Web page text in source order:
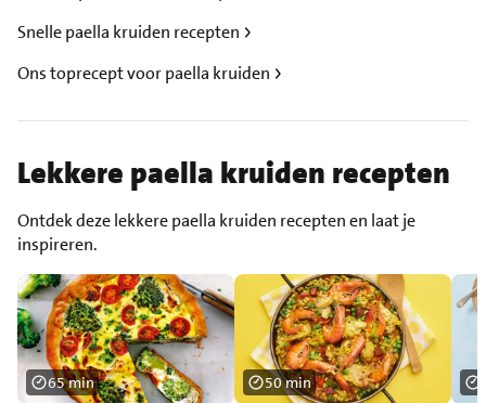
Snelle paella kruiden recepten
Ons toprecept voor paella kruiden
Lekkere paella kruiden recepten
Ontdek deze lekkere paella kruiden recepten en laat je
inspireren.
65 min 50 min